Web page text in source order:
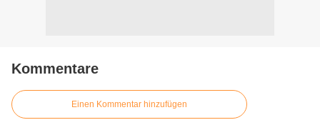
Kommentare
Einen Kommentar hinzufügen